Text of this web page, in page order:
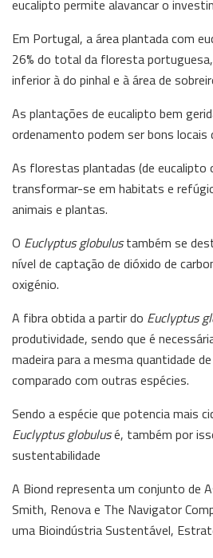
eucalipto permite alavancar o
Em Portugal, a área plantada com
26% do total da floresta
inferior à do pinhal e à área de
As plantações de eucalipto bem
ordenamento podem ser bons locais
As florestas plantadas (de eucalipto
transformar-se em habitats e
animais e plantas.
O Euclyptus globulustambém se
nível de captação de dióxido de
oxigénio.
A fibra obtida a partir do Euclyptus
produtividade, sendo que é
madeira para a mesma quantidade
comparado com outras espécies.
Sendo a espécie que potencia mais
Euclyptus globulusé, também por
sustentabilidade
A Biond representa um conjunto de
Smith, Renova e The Navigator
uma Bioindústria Sustentável,